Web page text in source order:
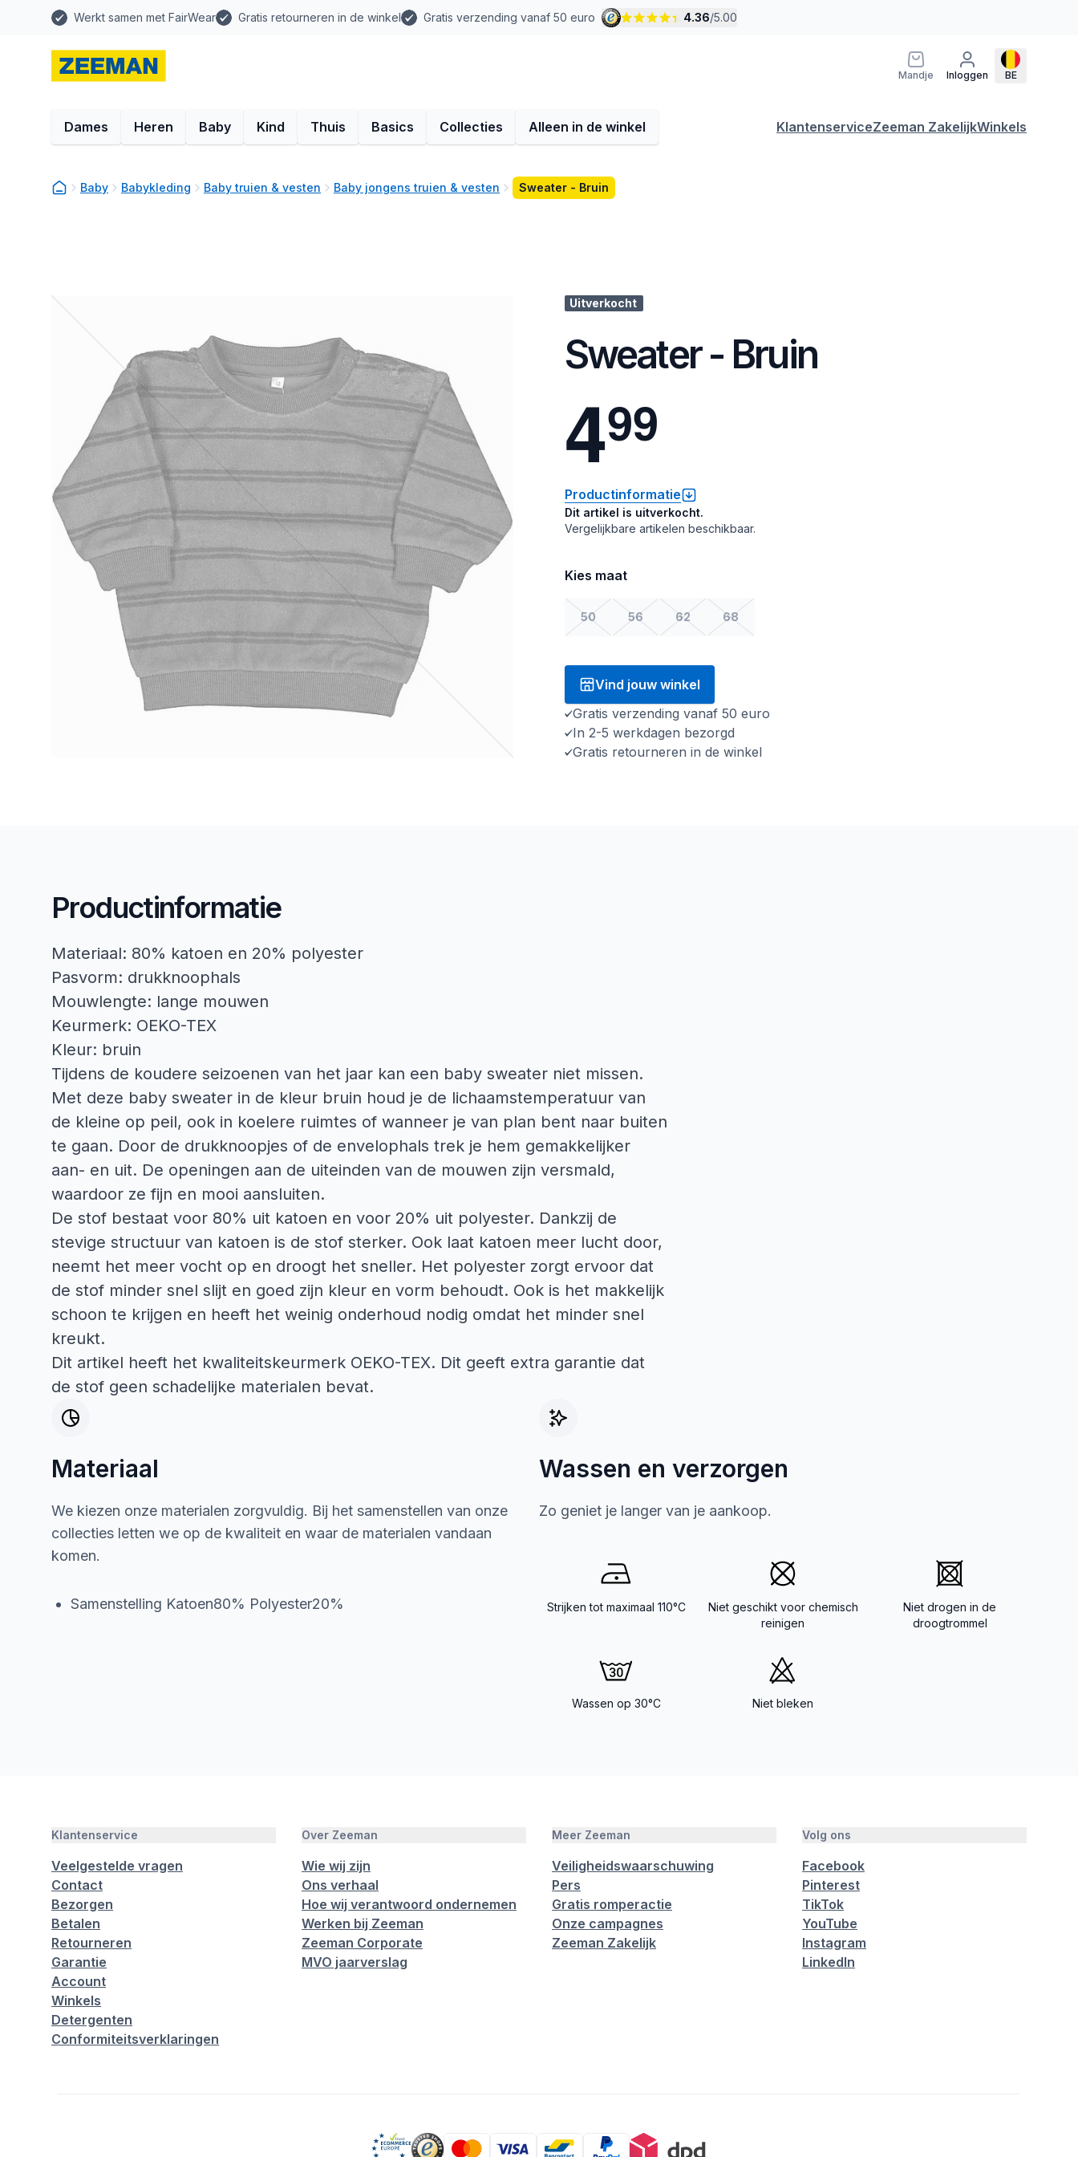
Werkt samen met FairWear Gratis retourneren in de winkel Gratis verzending vanaf 50 euro 4.36/5.00
Mandje Inloggen BE
Dames Heren Baby Kind Thuis Basics Collecties Alleen in de winkel KlantenserviceZeeman ZakelijkWinkels
Baby Babykleding Baby truien & vesten Baby jongens truien & vesten Sweater - Bruin
Uitverkocht
Sweater - Bruin
499
Productinformatie
Dit artikel is uitverkocht.
Vergelijkbare artikelen beschikbaar.
Kies maat
50 56 62 68
Vind jouw winkel
Gratis verzending vanaf 50 euro
In 2-5 werkdagen bezorgd
Gratis retourneren in de winkel
Productinformatie
Materiaal: 80% katoen en 20% polyester
Pasvorm: drukknoophals
Mouwlengte: lange mouwen
Keurmerk: OEKO-TEX
Kleur: bruin
Tijdens de koudere seizoenen van het jaar kan een baby sweater niet missen.
Met deze baby sweater in de kleur bruin houd je de lichaamstemperatuur van
de kleine op peil, ook in koelere ruimtes of wanneer je van plan bent naar buiten
te gaan. Door de drukknoopjes of de envelophals trek je hem gemakkelijker
aan- en uit. De openingen aan de uiteinden van de mouwen zijn versmald,
waardoor ze fijn en mooi aansluiten.
De stof bestaat voor 80% uit katoen en voor 20% uit polyester. Dankzij de
stevige structuur van katoen is de stof sterker. Ook laat katoen meer lucht door,
neemt het meer vocht op en droogt het sneller. Het polyester zorgt ervoor dat
de stof minder snel slijt en goed zijn kleur en vorm behoudt. Ook is het makkelijk
schoon te krijgen en heeft het weinig onderhoud nodig omdat het minder snel
kreukt.
Dit artikel heeft het kwaliteitskeurmerk OEKO-TEX. Dit geeft extra garantie dat
de stof geen schadelijke materialen bevat.
Materiaal
We kiezen onze materialen zorgvuldig. Bij het samenstellen van onze
collecties letten we op de kwaliteit en waar de materialen vandaan
komen.
Samenstelling Katoen80% Polyester20%
Wassen en verzorgen
Zo geniet je langer van je aankoop.
Strijken tot maximaal 110°C
Niet geschikt voor chemisch
reinigen
Niet drogen in de
droogtrommel
Wassen op 30°C Niet bleken
Klantenservice
Veelgestelde vragen
Contact
Bezorgen
Betalen
Retourneren
Garantie
Account
Winkels
Detergenten
Conformiteitsverklaringen
Over Zeeman
Wie wij zijn
Ons verhaal
Hoe wij verantwoord ondernemen
Werken bij Zeeman
Zeeman Corporate
MVO jaarverslag
Meer Zeeman
Veiligheidswaarschuwing
Pers
Gratis romperactie
Onze campagnes
Zeeman Zakelijk
Volg ons
Facebook
Pinterest
TikTok
YouTube
Instagram
LinkedIn